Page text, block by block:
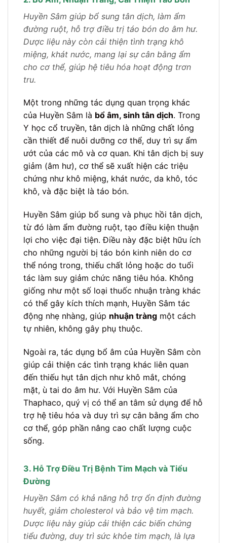
Huyền Sâm giúp bổ sung tân dịch, làm ẩm
đường ruột, hỗ trợ điều trị táo bón do âm hư.
Dược liệu này còn cải thiện tình trạng khô
miệng, khát nước, mang lại sự cân bằng ẩm
cho cơ thể, giúp hệ tiêu hóa hoạt động trơn
tru.
Một trong những tác dụng quan trọng khác
của Huyền Sâm là bổ âm, sinh tân dịch. Trong
Y học cổ truyền, tân dịch là những chất lỏng
cần thiết để nuôi dưỡng cơ thể, duy trì sự ẩm
ướt của các mô và cơ quan. Khi tân dịch bị suy
giảm (âm hư), cơ thể sẽ xuất hiện các triệu
chứng như khô miệng, khát nước, da khô, tóc
khô, và đặc biệt là táo bón.
Huyền Sâm giúp bổ sung và phục hồi tân dịch,
từ đó làm ẩm đường ruột, tạo điều kiện thuận
lợi cho việc đại tiện. Điều này đặc biệt hữu ích
cho những người bị táo bón kinh niên do cơ
thể nóng trong, thiếu chất lỏng hoặc do tuổi
tác làm suy giảm chức năng tiêu hóa. Không
giống như một số loại thuốc nhuận tràng khác
có thể gây kích thích mạnh, Huyền Sâm tác
động nhẹ nhàng, giúp nhuận tràng một cách
tự nhiên, không gây phụ thuộc.
Ngoài ra, tác dụng bổ âm của Huyền Sâm còn
giúp cải thiện các tình trạng khác liên quan
đến thiếu hụt tân dịch như khô mắt, chóng
mặt, ù tai do âm hư. Với Huyền Sâm của
Thaphaco, quý vị có thể an tâm sử dụng để hỗ
trợ hệ tiêu hóa và duy trì sự cân bằng ẩm cho
cơ thể, góp phần nâng cao chất lượng cuộc
sống.
3. Hỗ Trợ Điều Trị Bệnh Tim Mạch và Tiểu
Đường
Huyền Sâm có khả năng hỗ trợ ổn định đường
huyết, giảm cholesterol và bảo vệ tim mạch.
Dược liệu này giúp cải thiện các biến chứng
tiểu đường, duy trì sức khỏe tim mạch, là lựa